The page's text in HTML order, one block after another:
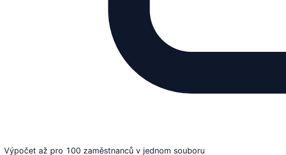
Výpočet až pro 100 zaměstnanců v jednom souboru